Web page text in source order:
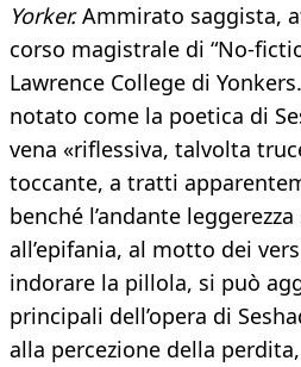
Yorker.Ammirato saggista,
corso magistrale di “No-
Lawrence College di
notato come la poetica di
vena «riflessiva, talvolta
toccante, a tratti
benché l’andante
all’epifania, al motto dei
indorare la pillola, si può
principali dell’opera di
alla percezione della